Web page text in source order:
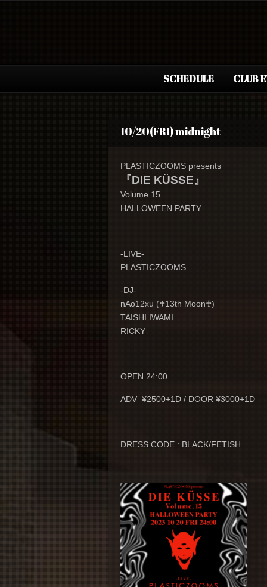
SCHEDULE CLUB
10/20(FRI) midnight
PLASTICZOOMS presents
『DIE KÜSSE』
Volume.15
HALLOWEEN PARTY
-LIVE-
PLASTICZOOMS
-DJ-
nAo12xu (♰13th Moon♰)
TAISHI IWAMI
RICKY
OPEN 24:00
ADV ¥2500+1D / DOOR ¥3000+1D
DRESS CODE : BLACK/FETISH